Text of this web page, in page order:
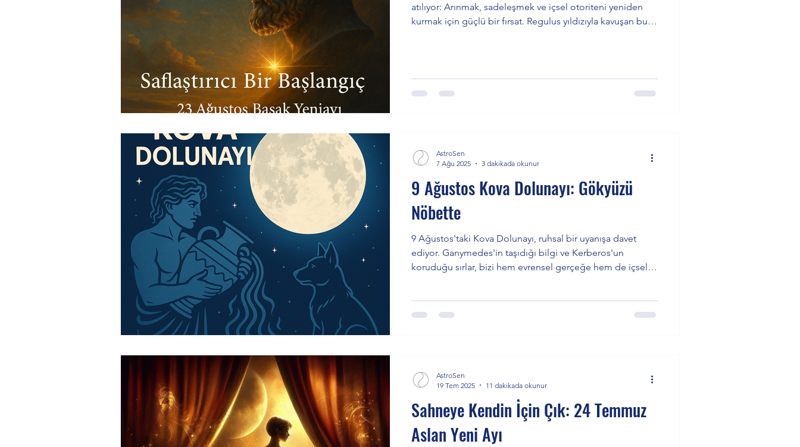
atılıyor: Arınmak, sadeleşmek ve içsel otoriteni yeniden
kurmak için güçlü bir fırsat. Regulus yıldızıyla kavuşan bu
9 Ağustos Kova Dolunayı: Gökyüzü
Nöbette
9 Ağustos'taki Kova Dolunayı, ruhsal bir uyanışa davet
ediyor. Ganymedes'in taşıdığı bilgi ve Kerberos'un
koruduğu sırlar, bizi hem evrensel gerçeğe hem de içsel
Satürn'ün etkisiyle kişisel sınırları sorgularken, Uranüs ve
AstroSen
7 Ağu 2025
3 dakikada okunur
Sahneye Kendin İçin Çık: 24 Temmuz
Aslan Yeni Ayı
AstroSen
19 Tem 2025
11 dakikada okunur